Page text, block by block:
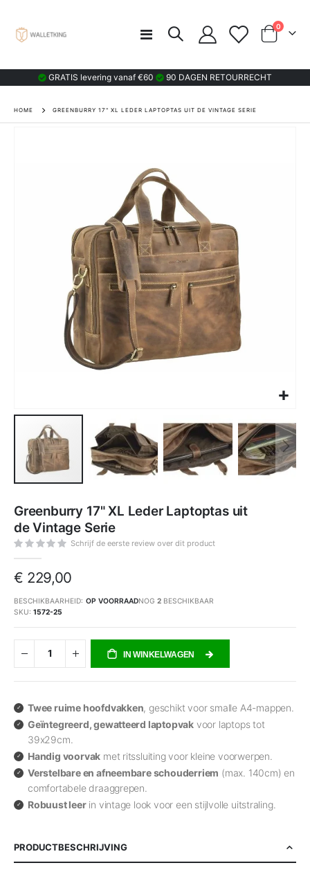
Toggle
0
GRATIS levering vanaf €60 90 DAGEN RETOURRECHT
HOME GREENBURRY 17" XL LEDER LAPTOPTAS UIT DE VINTAGE SERIE
het
begin
van
de
afbeeldingen-
gallerij
Greenburry 17" XL Leder Laptoptas uit
de Vintage Serie
Schrijf de eerste review over dit product
€ 229,00
BESCHIKBAARHEID: OP VOORRAADNOG 2 BESCHIKBAAR
SKU 1572-25
IN WINKELWAGEN
Twee ruime hoofdvakken, geschikt voor smalle A4-mappen.
Geïntegreerd, gewatteerd laptopvak voor laptops tot
39x29cm.
Handig voorvak met ritssluiting voor kleine voorwerpen.
Verstelbare en afneembare schouderriem (max. 140cm) en
comfortabele draaggrepen.
Robuust leerin vintage look voor een stijlvolle uitstraling.
PRODUCTBESCHRIJVING